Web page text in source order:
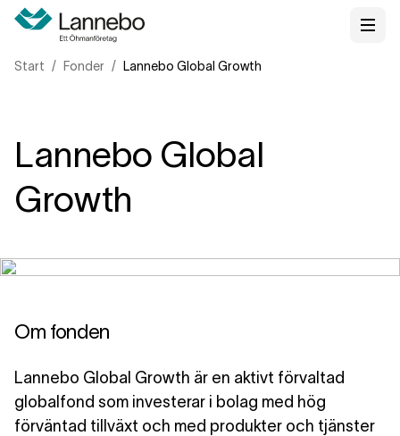
Start Fonder Lannebo Global Growth
Lannebo Global
Growth
Om fonden
Lannebo Global Growth är en aktivt förvaltad
globalfond som investerar i bolag med hög
förväntad tillväxt och med produkter och tjänster